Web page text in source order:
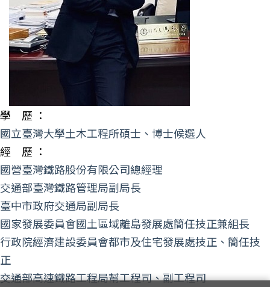
學 歷 ：
國立臺灣大學土木工程所碩士、博士候選人
經 歷 ：
國營臺灣鐵路股份有限公司總經理
交通部臺灣鐵路管理局副局長
臺中市政府交通局副局長
國家發展委員會國土區域離島發展處簡任技正兼組長
行政院經濟建設委員會都市及住宅發展處技正、簡任技
正
交通部高速鐵路工程局幫工程司、副工程司